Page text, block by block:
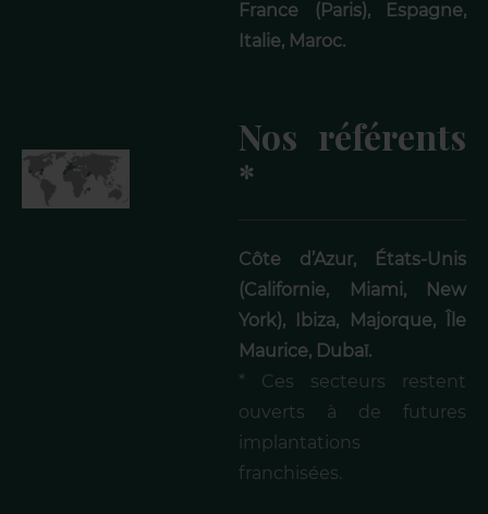
France (Paris), Espagne,
Italie, Maroc.
Nos référents
*
Côte d’Azur, États-Unis
(Californie, Miami, New
York), Ibiza, Majorque, Île
Maurice, Dubaï.
* Ces secteurs restent
ouverts à de futures
implantations
franchisées.